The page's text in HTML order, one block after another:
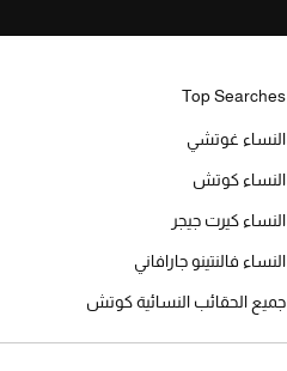
Top Searches
النساء غوتشي
النساء كوتش
النساء كيرت جيجر
النساء فالنتينو جارافاني
جميع الحقائب النسائية كوتش